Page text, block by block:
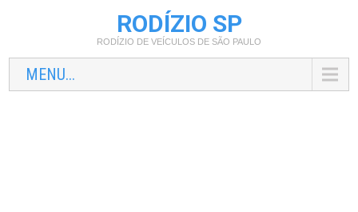
RODÍZIO SP
RODÍZIO DE VEÍCULOS DE SÃO PAULO
MENU...